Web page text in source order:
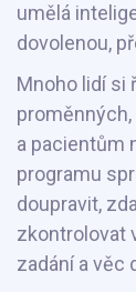
umělá
dovolenou,
Mnoho lidí si
a pacientům
programu
doupravit,
zkontrolovat
zadání a věc